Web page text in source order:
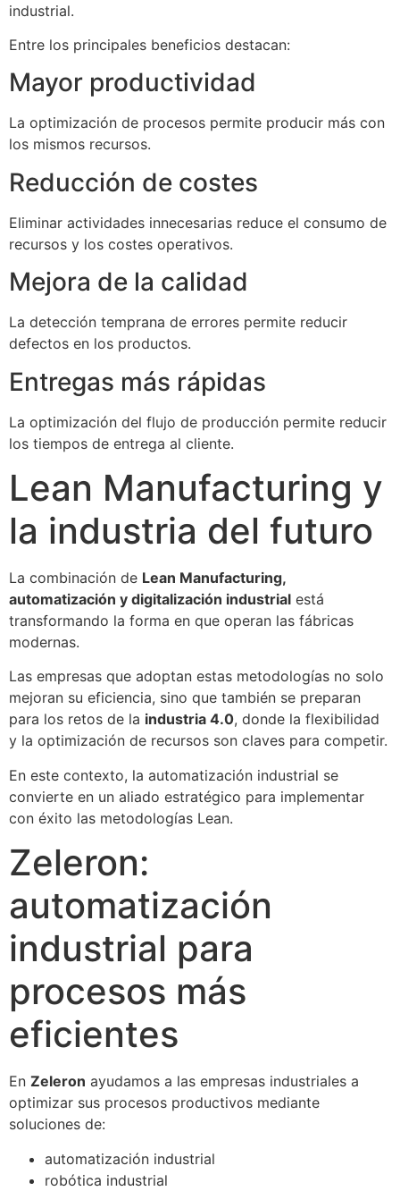
industrial.
Entre los principales beneficios destacan:
Mayor productividad
La optimización de procesos permite producir más con
los mismos recursos.
Reducción de costes
Eliminar actividades innecesarias reduce el consumo de
recursos y los costes operativos.
Mejora de la calidad
La detección temprana de errores permite reducir
defectos en los productos.
Entregas más rápidas
La optimización del flujo de producción permite reducir
los tiempos de entrega al cliente.
Lean Manufacturing y
la industria del futuro
La combinación de Lean Manufacturing,
automatización y digitalización industrial está
transformando la forma en que operan las fábricas
modernas.
Las empresas que adoptan estas metodologías no solo
mejoran su eficiencia, sino que también se preparan
para los retos de la industria 4.0, donde la flexibilidad
y la optimización de recursos son claves para competir.
En este contexto, la automatización industrial se
convierte en un aliado estratégico para implementar
con éxito las metodologías Lean.
Zeleron:
automatización
industrial para
procesos más
eficientes
En Zeleron ayudamos a las empresas industriales a
optimizar sus procesos productivos mediante
soluciones de:
automatización industrial
robótica industrial